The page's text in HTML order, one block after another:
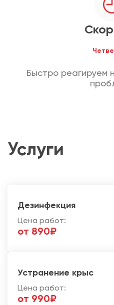
Быстро реагируем
Услуги
Дезинфекция
Цена работ:
от 890₽
Устранение крыс
Цена работ:
от 990₽